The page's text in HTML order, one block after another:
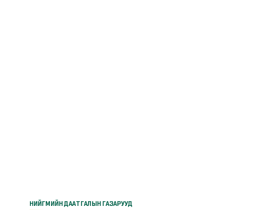
НИЙГМИЙН ДААТГАЛЫН ГАЗАРУУД